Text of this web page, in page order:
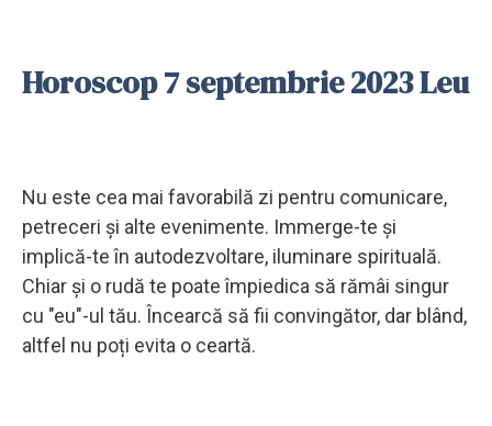
Horoscop 7 septembrie 2023 Leu
Nu este cea mai favorabilă zi pentru comunicare,
petreceri și alte evenimente. Immerge-te și
implică-te în autodezvoltare, iluminare spirituală.
Chiar și o rudă te poate împiedica să rămâi singur
cu "eu"-ul tău. Încearcă să fii convingător, dar blând,
altfel nu poți evita o ceartă.